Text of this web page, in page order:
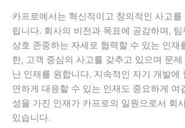
카프로에서는 혁신적이고 창의적인 사고
립니다. 회사의 비전과 목표에 공감하며,
상호 존중하는 자세로 협력할 수 있는 인재
한, 고객 중심의 사고를 갖추고 있으며 문
난 인재를 원합니다. 지속적인 자기 개발에
연하게 대응할 수 있는 인재도 중요하게 여
성을 가진 인재가 카프로의 일원으로서 회
있습니다.